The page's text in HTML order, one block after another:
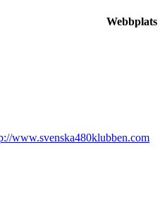
Webbplats
www.svenska480klubben.com